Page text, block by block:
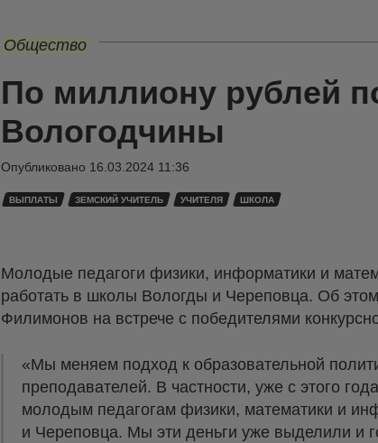
Общество
По миллиону рублей
Вологодчины
Опубликовано 16.03.2024 11:36
ВЫПЛАТЫ ЗЕМСКИЙ УЧИТЕЛЬ УЧИТЕЛЯ ШКОЛА
Молодые педагоги физики, информатики и
работать в школы Вологды и Череповца. Об
Филимонов на встрече с победителями
«Мы меняем подход к образовательной
преподавателей. В частности, уже с этого
молодым педагогам физики, математики и
и Череповца. Мы эти деньги уже выделили и